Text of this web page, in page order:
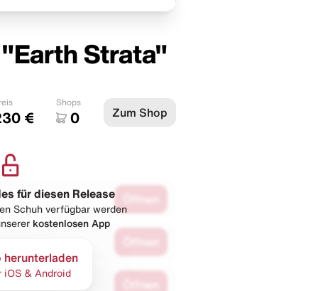
Strata"
€
Shops
0 Zum Shop
für diesen Release
Schuh verfügbar werden
kostenlosen App
herunterladen
iOS & Android